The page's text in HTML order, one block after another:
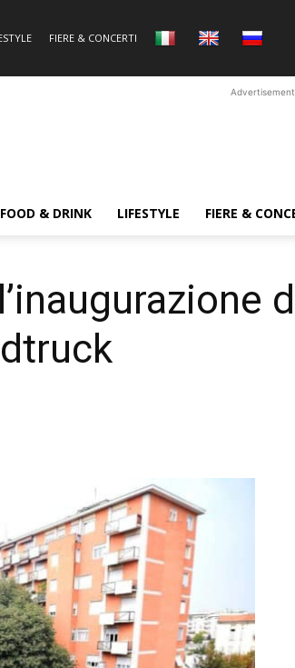
FIERE & CONCERTI
Advertisement
FOOD & DRINK LIFESTYLE FIERE &